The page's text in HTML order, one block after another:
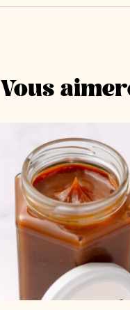
Vous